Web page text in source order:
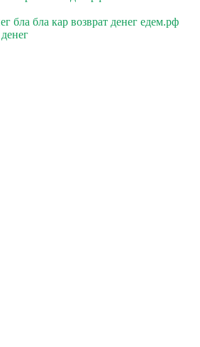
бла бла кар возврат денег едем.рф